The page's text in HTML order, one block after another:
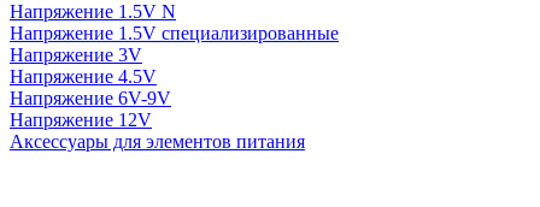
Напряжение 1.5V N
Напряжение 1.5V специализированные
Напряжение 3V
Напряжение 4.5V
Напряжение 6V-9V
Напряжение 12V
Аксессуары для элементов питания